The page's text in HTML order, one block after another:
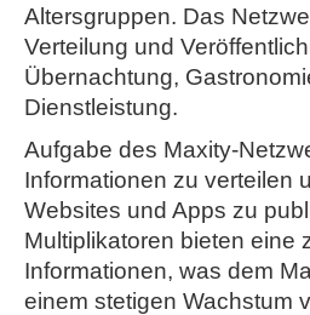
Altersgruppen. Das
Verteilung und
Übernachtung,
Dienstleistung.
Aufgabe des Maxity-
Informationen zu verteilen
Websites und Apps zu
Multiplikatoren bieten eine
Informationen, was dem
einem stetigen Wachstum